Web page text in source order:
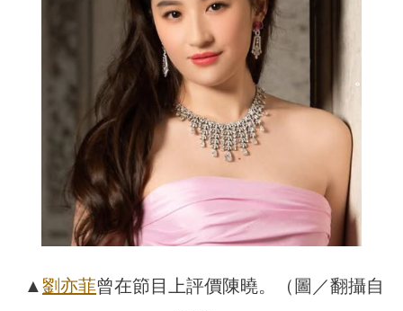
▲劉亦菲曾在節目上評價陳曉。（圖／翻攝自